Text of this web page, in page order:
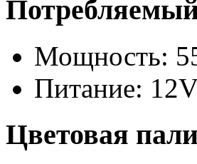
Мощность:
Питание:
Цветовая